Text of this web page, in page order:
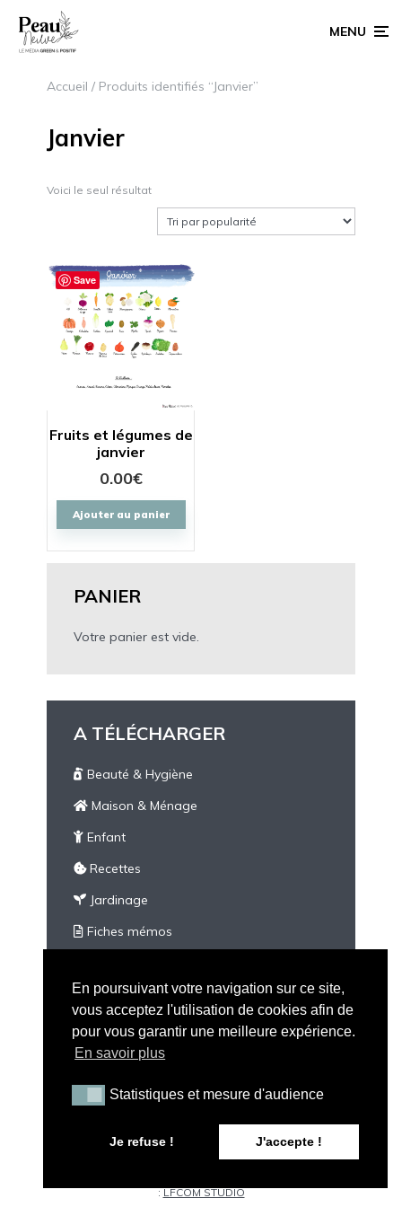
MENU
Accueil / Produits identifiés “Janvier”
Janvier
Voici le seul résultat
Fruits et légumes de
janvier
0.00€
Ajouter au panier
PANIER
Votre panier est vide.
A TÉLÉCHARGER
Beauté & Hygiène
Maison & Ménage
Enfant
Recettes
Jardinage
Fiches mémos
Divers
Tous droits réservés - Peau Neuve © 2026 |Mention
A propos de Peau Neuve|Politique de
:LFCOM STUDIO
En poursuivant votre navigation sur ce site,
vous acceptez l'utilisation de cookies afin de
pour vous garantir une meilleure expérience.
En savoir plus
Statistiques et mesure d'audience
Statistiques et mesure d'audience
Je refuse ! J'accepte !
Save